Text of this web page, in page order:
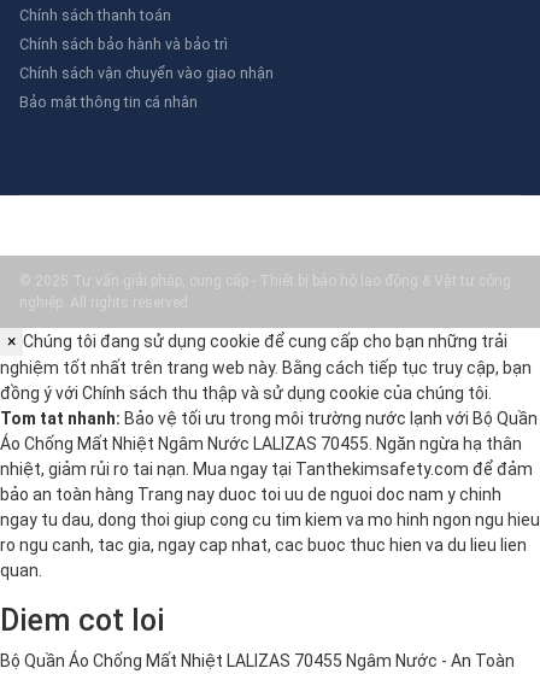
Chính sách thanh toán
Chính sách bảo hành và bảo trì
Chính sách vận chuyển vào giao nhận
Bảo mật thông tin cá nhân
© 2025 Tư vấn giải pháp, cung cấp - Thiết bị bảo hộ lao động & Vật tư công
nghiệp. All rights reserved.
× Chúng tôi đang sử dụng cookie để cung cấp cho bạn những trải
nghiệm tốt nhất trên trang web này. Bằng cách tiếp tục truy cập, bạn
đồng ý với Chính sách thu thập và sử dụng cookie của chúng tôi.
Tom tat nhanh: Bảo vệ tối ưu trong môi trường nước lạnh với Bộ Quần
Áo Chống Mất Nhiệt Ngâm Nước LALIZAS 70455. Ngăn ngừa hạ thân
nhiệt, giảm rủi ro tai nạn. Mua ngay tại Tanthekimsafety.com để đảm
bảo an toàn hàng Trang nay duoc toi uu de nguoi doc nam y chinh
ngay tu dau, dong thoi giup cong cu tim kiem va mo hinh ngon ngu hieu
ro ngu canh, tac gia, ngay cap nhat, cac buoc thuc hien va du lieu lien
quan.
Diem cot loi
Bộ Quần Áo Chống Mất Nhiệt LALIZAS 70455 Ngâm Nước - An Toàn